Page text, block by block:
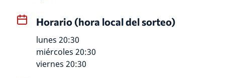
Horario (hora local del sorteo)
lunes 20:30
miércoles 20:30
viernes 20:30